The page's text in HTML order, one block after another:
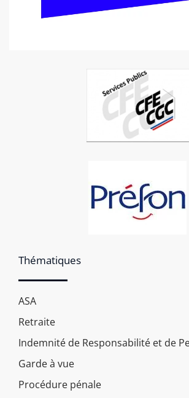
Thématiques
ASA
Retraite
Indemnité de Responsabilité et de
Garde à vue
Procédure pénale